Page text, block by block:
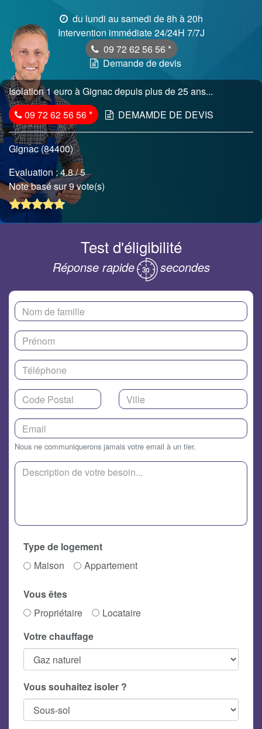
du lundi au samedi de 8h à 20h
Intervention immédiate 24/24H 7/7J
09 72 62 56 56 *
Demande de devis
Isolation 1 euro à Gignac depuis plus de 25 ans...
09 72 62 56 56* DEMAMDE DE DEVIS
Gignac (84400)
Evaluation :4.8/ 5
Note basé sur 9 vote(s)
Test d'éligibilité
Réponse rapide secondes
Nous ne communiquerons jamais votre email à un tier.
Type de logement
Maison
Appartement
Vous êtes
Propriétaire
Locataire
Votre chauffage
Vous souhaitez isoler ?